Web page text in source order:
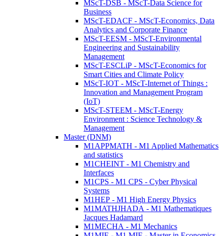
MScT-DSB - MScT-Data Science for
Business
MScT-EDACF - MScT-Economics, Data
Analytics and Corporate Finance
MScT-EESM - MScT-Environmental
Engineering and Sustainability
Management
MScT-ESCLiP - MScT-Economics for
Smart Cities and Climate Policy
MScT-IOT - MScT-Internet of Things :
Innovation and Management Program
(IoT)
MScT-STEEM - MScT-Energy
Environment : Science Technology &
Management
Master (DNM)
M1APPMATH - M1 Applied Mathematics
and statistics
M1CHEINT - M1 Chemistry and
Interfaces
M1CPS - M1 CPS - Cyber Physical
Systems
M1HEP - M1 High Energy Physics
M1MATHJHADA - M1 Mathematiques
Jacques Hadamard
M1MECHA - M1 Mechanics